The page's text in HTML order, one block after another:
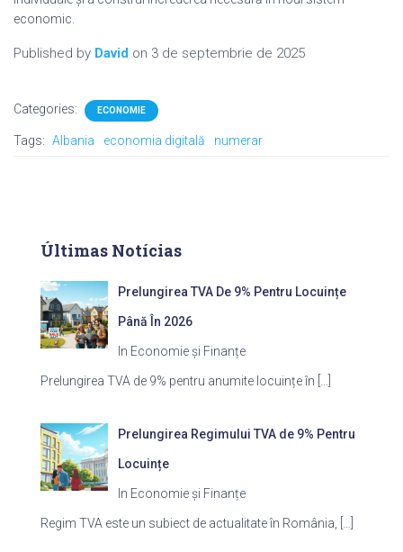
economic.
Published by David on 3 de septembrie de 2025
Categories: ECONOMIE
Tags: Albania economia digitală numerar
Últimas Notícias
Prelungirea TVA De 9% Pentru Locuințe
Până În 2026
In Economie și Finanțe
Prelungirea TVA de 9% pentru anumite locuințe în
Prelungirea Regimului TVA de 9% Pentru
Locuințe
In Economie și Finanțe
Regim TVA este un subiect de actualitate în România,